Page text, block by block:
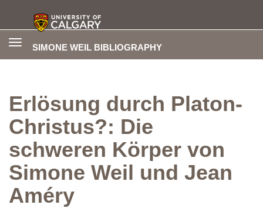
SIMONE WEIL BIBLIOGRAPHY
Toggle
Erlösung durch Platon-
Christus?: Die
schweren Körper von
Simone Weil und Jean
Améry